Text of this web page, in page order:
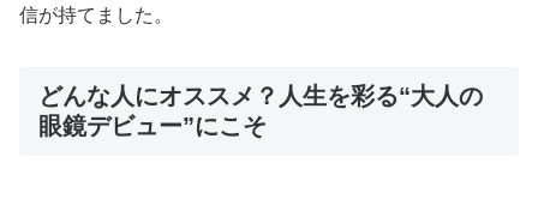
信が持てました。
どんな人にオススメ？人生を彩る“大人の
眼鏡デビュー”にこそ